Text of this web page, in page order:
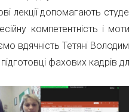
лекції допомагають
компетентність і
вдячність Тетяні
фахових кадрів